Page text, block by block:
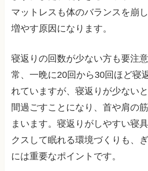
マットレスも体のバランスを崩
増やす原因になります。
寝返りの回数が少ない方も要注
常、一晩に20回から30回ほど寝
れていますが、寝返りが少ない
間過ごすことになり、首や肩の
まいます。寝返りがしやすい寝
クスして眠れる環境づくりも、
には重要なポイントです。